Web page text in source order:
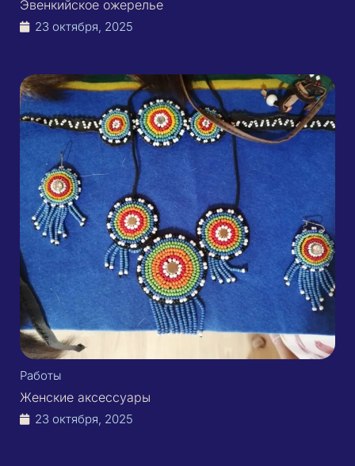
Эвенкийское ожерелье
23 октября, 2025
Работы
Женские аксессуары
23 октября, 2025